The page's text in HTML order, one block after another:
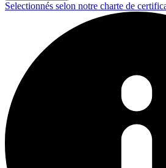
Selectionnés selon notre charte de